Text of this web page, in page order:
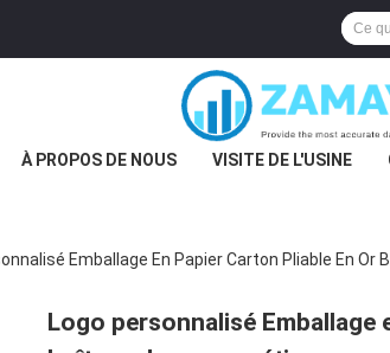
À PROPOS DE NOUS VISITE DE L'USINE
Emballage En Papier Carton Pliable En
Logo personnalisé